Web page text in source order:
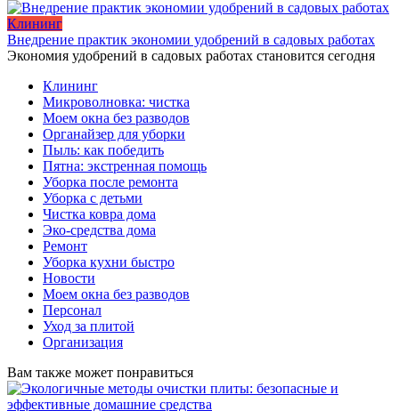
Клининг
Внедрение практик экономии удобрений в садовых работах
Экономия удобрений в садовых работах становится сегодня
Клининг
Микроволновка: чистка
Моем окна без разводов
Органайзер для уборки
Пыль: как победить
Пятна: экстренная помощь
Уборка после ремонта
Уборка с детьми
Чистка ковра дома
Эко-средства дома
Ремонт
Уборка кухни быстро
Новости
Моем окна без разводов
Персонал
Уход за плитой
Организация
Вам также может понравиться